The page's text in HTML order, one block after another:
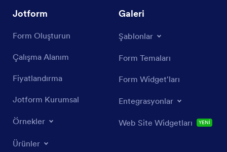
Jotform
Form Oluşturun
Çalışma Alanım
Fiyatlandırma
Jotform Kurumsal
Örnekler
Ürünler
Galeri
Şablonlar
Form Temaları
Form Widget'ları
Entegrasyonlar
Web Site Widgetları YENİ